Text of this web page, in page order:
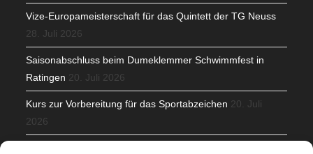
Vize-Europameisterschaft für das Quintett der TG Neuss
28. Juli 2026
Saisonabschluss beim Dumeklemmer Schwimmfest in
Ratingen 20. Juli 2026
Kurs zur Vorbereitung für das Sportabzeichen 20. Juli
2026